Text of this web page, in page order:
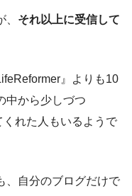
それ以上に受信して
』よりも10
中から少しづつ
くれた人もいるようで
、自分のブログだけで